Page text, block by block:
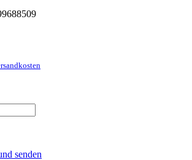
senden